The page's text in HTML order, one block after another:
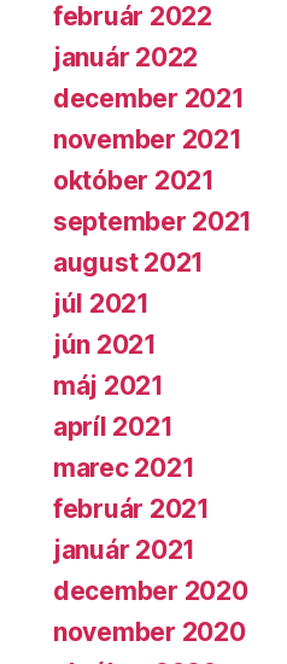
február 2022
január 2022
december 2021
november 2021
október 2021
september 2021
august 2021
júl 2021
jún 2021
máj 2021
apríl 2021
marec 2021
február 2021
január 2021
december 2020
november 2020